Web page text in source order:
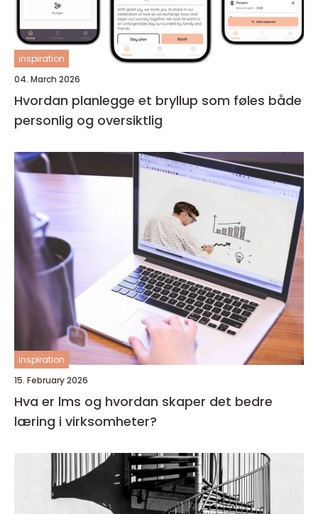
inspiration
04. March 2026
Hvordan planlegge et bryllup som føles både
personlig og oversiktlig
inspiration
15. February 2026
Hva er lms og hvordan skaper det bedre
læring i virksomheter?